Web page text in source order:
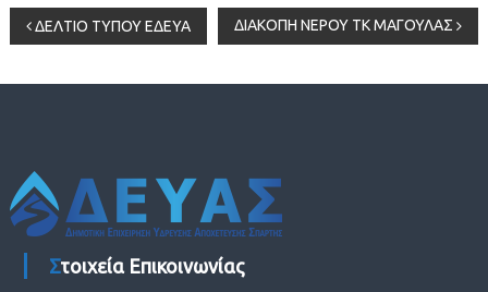
Πλοήγηση
άρθρων
ΔΕΛΤΙΟ ΤΥΠΟΥ ΕΔΕΥΑ ΔΙΑΚΟΠΗ ΝΕΡΟΥ ΤΚ ΜΑΓΟΥΛΑΣ
Στοιχεία Επικοινωνίας